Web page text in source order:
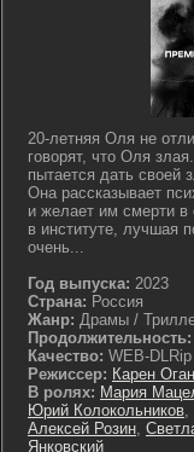
20-летняя Оля не
говорят, что Оля
пытается дать своей
Она рассказывает
и желает им смерти
в институте, лучшая
очень...
Год выпуска: 2023
Страна: Россия
Жанр: Драмы /
Продолжительность:
Качество: WEB-DLRip
Режиссер: Карен
В ролях: Мария
Юрий Колокольников,
Алексей Розин,
Янковский